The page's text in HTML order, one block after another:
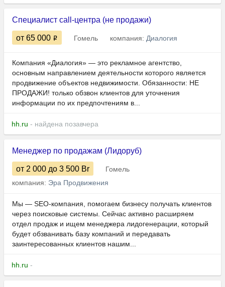
Специалист call-центра (не продажи)
от 65 000 Гомель компания: Диалогия
Компания «Диалогия» — это рекламное агентство,
основным направлением деятельности которого является
продвижение объектов недвижимости. Обязанности: НЕ
ПРОДАЖИ! только обзвон клиентов для уточнения
информации по их предпочтениям в...
hh.ru - найдена позавчера
Менеджер по продажам (Лидоруб)
от 2 000 до 3 500 Br
Гомель
компания: Эра Продвижения
Мы — SEO-компания, помогаем бизнесу получать клиентов
через поисковые системы. Сейчас активно расширяем
отдел продаж и ищем менеджера лидогенерации, который
будет обзванивать базу компаний и передавать
заинтересованных клиентов нашим...
hh.ru -